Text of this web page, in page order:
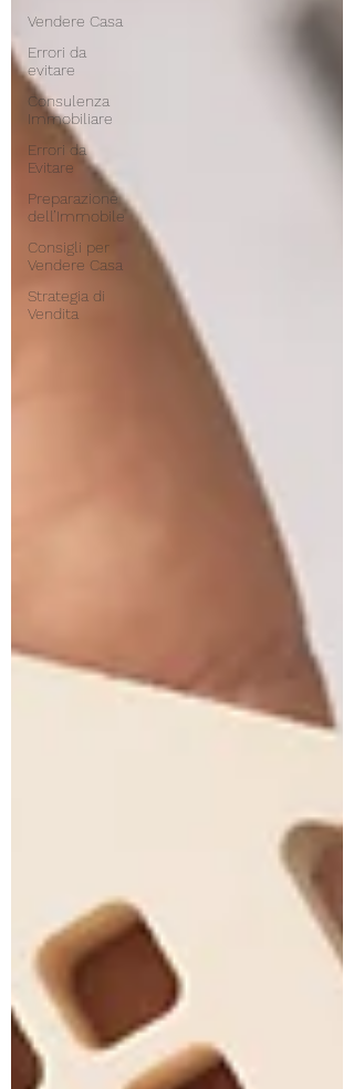
Vendere Casa
Errori da
evitare
Consulenza
Immobiliare
Errori da
Evitare
Preparazione
dell’Immobile
Consigli per
Vendere Casa
Strategia di
Vendita